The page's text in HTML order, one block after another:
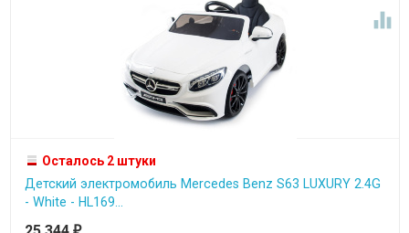

Осталось 2 штуки
Детский электромобиль Mercedes Benz S63 LUXURY 2.4G
- White - HL169...
₽